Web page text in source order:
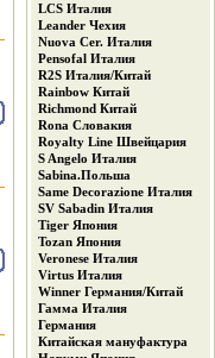
LCS Италия
Leander Чехия
Nuova Cer. Италия
Pensofal Италия
R2S Италия/Китай
Rainbow Китай
Richmond Китай
Rona Словакия
Royalty Line Швейцария
S Angelo Италия
Sabina.Польша
Same Decorazione Италия
SV Sabadin Италия
Tiger Япония
Tozan Япония
Veronese Италия
Virtus Италия
Winner Германия/Китай
Гамма Италия
Германия
Китайская мануфактура